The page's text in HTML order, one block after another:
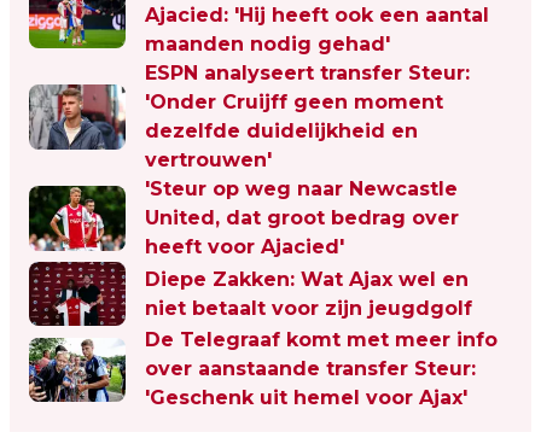
Ajacied: 'Hij heeft ook een aantal
maanden nodig gehad'
ESPN analyseert transfer Steur:
'Onder Cruijff geen moment
dezelfde duidelijkheid en
vertrouwen'
'Steur op weg naar Newcastle
United, dat groot bedrag over
heeft voor Ajacied'
Diepe Zakken: Wat Ajax wel en
niet betaalt voor zijn jeugdgolf
De Telegraaf komt met meer info
over aanstaande transfer Steur:
'Geschenk uit hemel voor Ajax'